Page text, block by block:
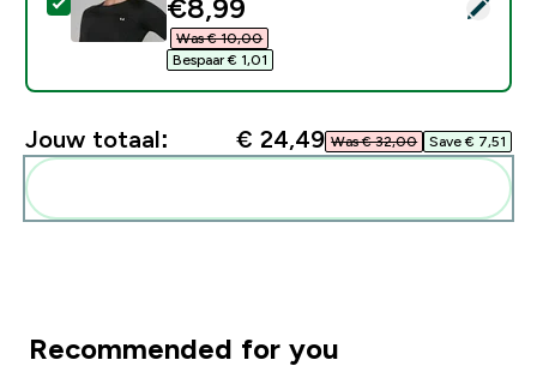
Selecteer dit product - MP Velocity hoofdband -
€8,99‎
Was € 10,00‎
Bespaar € 1,01‎
Jouw totaal: € 24,49‎ Was € 32,00‎ Save € 7,51‎
Recommended for you